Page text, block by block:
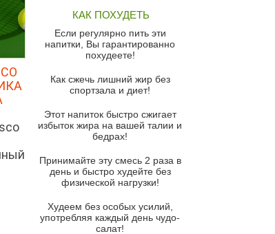
красного перца
Парижский луковый суп
Суп из спаржи и горошка с
Суп-крем из цветной капусты
Французский луковый суп
Суп из баклажанов с моцареллой
Грибной крем-суп с кростини с
козьим сыром
Суп мисо с зеленым луком и
тофу
КАК ПОХУДЕТЬ
Если регулярно пить эти
напитки, Вы гарантированно
похудеете!
Как сжечь лишний жир без
спортзала и диет!
Этот напиток быстро сжигает
избыток жира на вашей талии и
бедрах!
Принимайте эту смесь 2 раза в
день и быстро худейте без
физической нагрузки!
Худеем без особых усилий,
употребляя каждый день чудо-
салат!